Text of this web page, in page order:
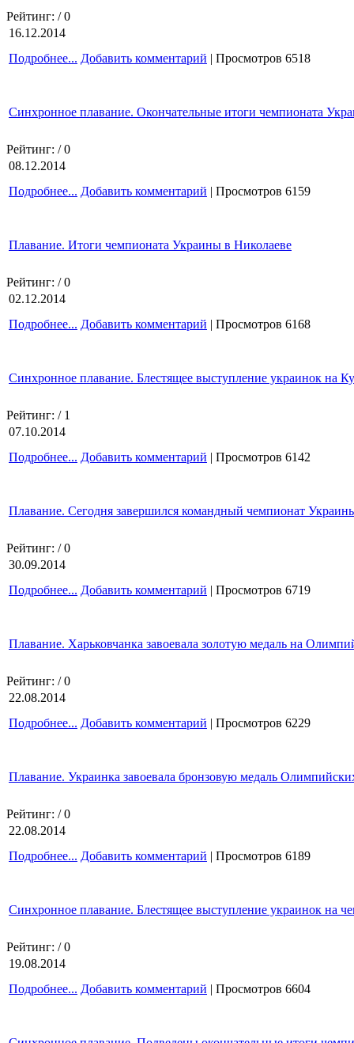
Рейтинг: / 0
16.12.2014
Подробнее... Добавить комментарий | Просмотров 6518
Синхронное плавание. Окончательные итоги чемпионата
Рейтинг: / 0
08.12.2014
Подробнее... Добавить комментарий | Просмотров 6159
Плавание. Итоги чемпионата Украины в Николаеве
Рейтинг: / 0
02.12.2014
Подробнее... Добавить комментарий | Просмотров 6168
Синхронное плавание. Блестящее выступление украинок на
Рейтинг: / 1
07.10.2014
Подробнее... Добавить комментарий | Просмотров 6142
Плавание. Сегодня завершился командный чемпионат
Рейтинг: / 0
30.09.2014
Подробнее... Добавить комментарий | Просмотров 6719
Плавание. Харьковчанка завоевала золотую медаль на
Рейтинг: / 0
22.08.2014
Подробнее... Добавить комментарий | Просмотров 6229
Плавание. Украинка завоевала бронзовую медаль
Рейтинг: / 0
22.08.2014
Подробнее... Добавить комментарий | Просмотров 6189
Синхронное плавание. Блестящее выступление украинок на
Рейтинг: / 0
19.08.2014
Подробнее... Добавить комментарий | Просмотров 6604